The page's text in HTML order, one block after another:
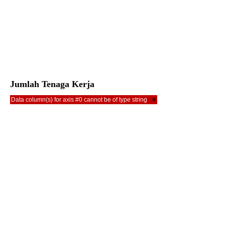
Jumlah Tenaga Kerja
Data column(s) for axis #0 cannot be of type string ×